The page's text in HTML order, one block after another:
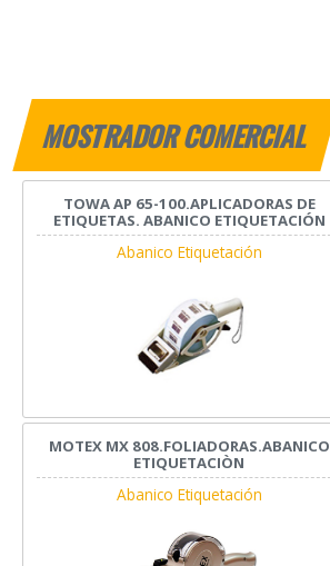
MOSTRADOR COMERCIAL
TOWA AP 65-100.APLICADORAS DE
ETIQUETAS. ABANICO ETIQUETACIÓN
Abanico Etiquetación
MOTEX MX 808.FOLIADORAS.ABANICO
ETIQUETACIÒN
Abanico Etiquetación